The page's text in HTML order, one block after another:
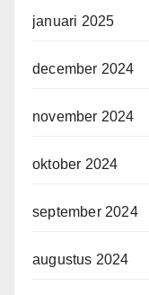
januari 2025
december 2024
november 2024
oktober 2024
september 2024
augustus 2024